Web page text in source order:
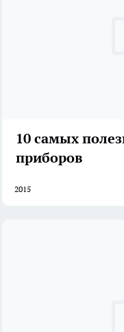
10 самых
приборов
2015